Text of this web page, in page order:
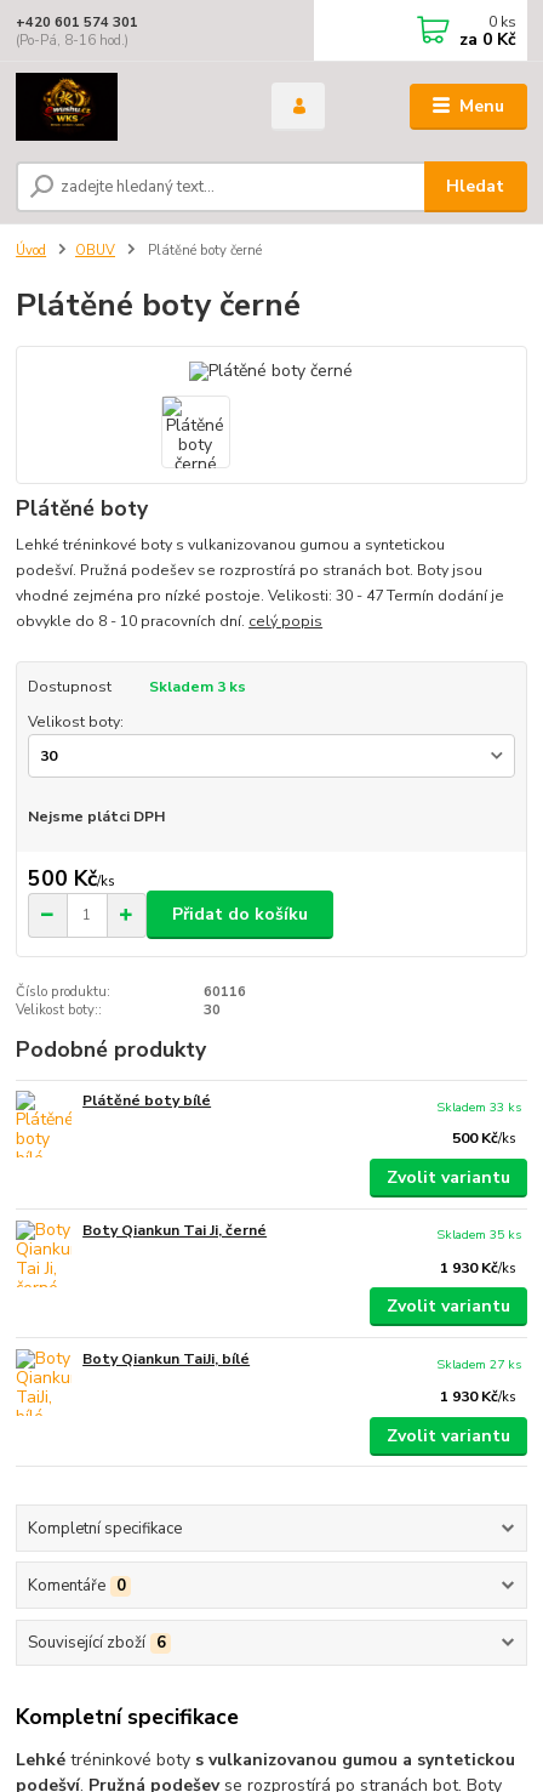
Menu
Hledat
+420 601 574 301
(Po-Pá, 8-16 hod.)
0 ks
za 0 Kč
Úvod OBUV Plátěné boty černé
Plátěné boty černé
Plátěné boty
Lehké tréninkové boty s vulkanizovanou gumou a syntetickou
podešví. Pružná podešev se rozprostírá po stranách bot. Boty jsou
vhodné zejména pro nízké postoje. Velikosti: 30 - 47 Termín dodání je
obvykle do 8 - 10 pracovních dní. celý popis
Dostupnost
Skladem 3 ks
Velikost boty:
Nejsme plátci DPH
500 Kč/ks
Přidat do košíku
Číslo produktu:
60116
Velikost boty::
30
Podobné produkty
Plátěné boty bílé
500 Kč/ks
Skladem 33 ks
Zvolit variantu
Boty Qiankun Tai Ji, černé
1 930 Kč/ks
Skladem 35 ks
Zvolit variantu
Boty Qiankun TaiJi, bílé
1 930 Kč/ks
Skladem 27 ks
Zvolit variantu
Kompletní specifikace
Komentáře 0
Související zboží 6
Kompletní specifikace
Lehké tréninkové boty s vulkanizovanou gumou a syntetickou
podešví. Pružná podeševse rozprostírá po stranách bot. Boty